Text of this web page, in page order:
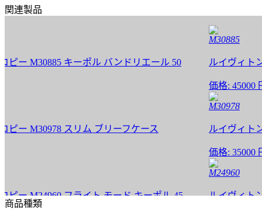
関連製品
M30885 キーポル バンドリエール 50
M30978 スリム ブリーフケース
M24960 フライト モード キーポル 45
M30885
ルイヴィトン
価格:45000 円
M30978
ルイヴィトン
価格:35000 円
M24960
ルイヴィトン バ
商品種類